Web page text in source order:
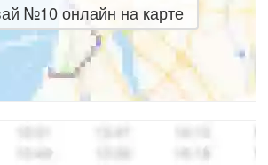
№10 онлайн на карте